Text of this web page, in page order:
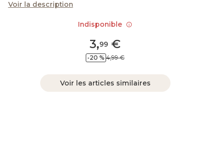
Voir la description
3,99 €
-20 % 4,99 €
Voir les articles similaires